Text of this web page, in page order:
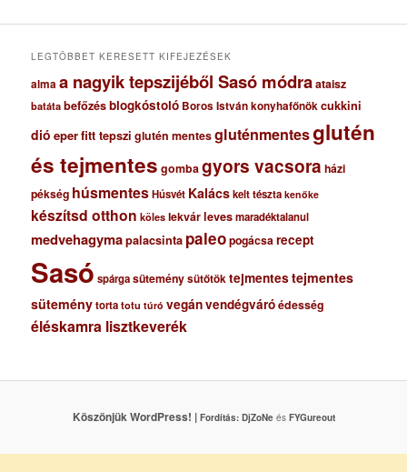
u
LEGTÖBBET KERESETT KIFEJEZÉSEK
almaa nagyik tepszijéből Sasó módraataisz
batáta befőzésblogkóstoló Boros István konyhafőnökcukkini
dió eperfitt tepszi glutén mentesgluténmentesglutén
és tejmentes gombagyors vacsora házi
pékség húsmentesHúsvét Kalácskelt tészta kenőke
készítsd otthon köles lekvárlevesmaradéktalanul
medvehagymapalacsinta paleopogácsa recept
Sasó spárgasüteménysütőtöktejmentestejmentes
süteménytorta totu túró vegánvendégváróédesség
éléskamra lisztkeverék
Köszönjük WordPress! | Fordítás: DjZoNeés FYGureout